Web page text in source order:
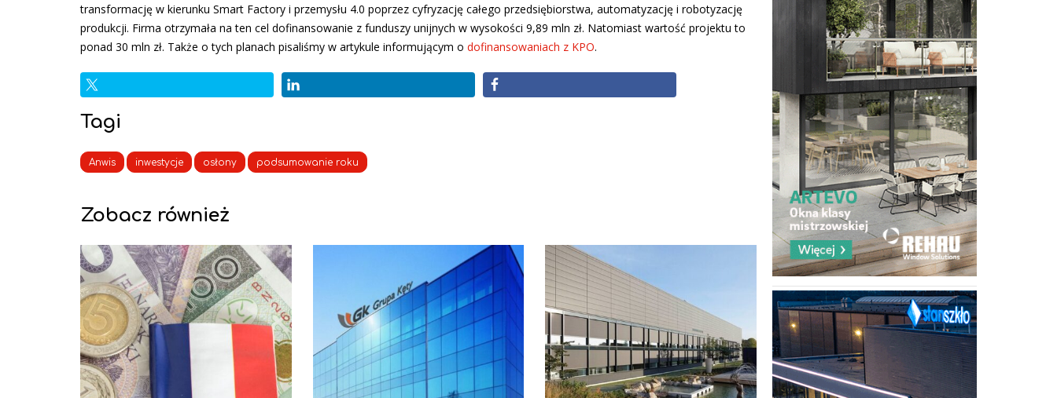
transformację w kierunku Smart Factory i przemysłu 4.0 poprzez cyfryzację całego przedsiębiorstwa, automatyzację i robotyzację
produkcji. Firma otrzymała na ten cel dofinansowanie z funduszy unijnych w wysokości 9,89 mln zł. Natomiast wartość projektu to
ponad 30 mln zł. Także o tych planach pisaliśmy w artykule informującym o dofinansowaniach z KPO.
Tagi
Anwis inwestycje osłony podsumowanie roku
Zobacz również